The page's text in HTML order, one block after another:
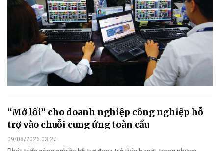
“Mở lối” cho doanh nghiệp công nghiệp hỗ
trợ vào chuỗi cung ứng toàn cầu
09/08/2026 03:27